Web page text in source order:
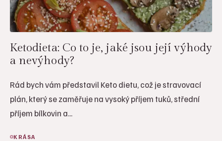
Ketodieta: Co to je, jaké jsou její výhody
a nevýhody?
Rád bych vám představil Keto dietu, což je stravovací
plán, který se zaměřuje na vysoký příjem tuků, střední
příjem bílkovin a...
KRÁSA